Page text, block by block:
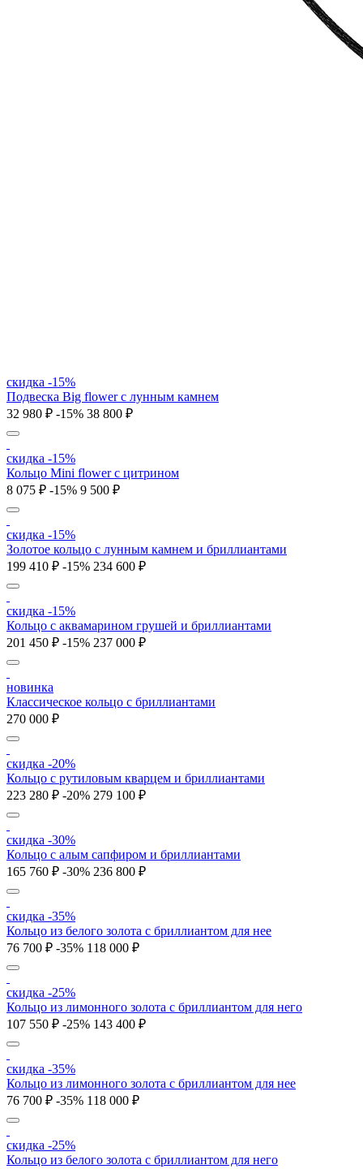
скидка -15%
Подвеска Big flower с лунным камнем
32 980 ₽ -15% 38 800 ₽
скидка -15%
Кольцо Mini flower с цитрином
8 075 ₽ -15% 9 500 ₽
скидка -15%
Золотое кольцо с лунным камнем и бриллиантами
199 410 ₽ -15% 234 600 ₽
скидка -15%
Кольцо с аквамарином грушей и бриллиантами
201 450 ₽ -15% 237 000 ₽
новинка
Классическое кольцо с бриллиантами
270 000 ₽
скидка -20%
Кольцо с рутиловым кварцем и бриллиантами
223 280 ₽ -20% 279 100 ₽
скидка -30%
Кольцо с алым сапфиром и бриллиантами
165 760 ₽ -30% 236 800 ₽
скидка -35%
Кольцо из белого золота с бриллиантом для нее
76 700 ₽ -35% 118 000 ₽
скидка -25%
Кольцо из лимонного золота с бриллиантом для него
107 550 ₽ -25% 143 400 ₽
скидка -35%
Кольцо из лимонного золота с бриллиантом для нее
76 700 ₽ -35% 118 000 ₽
скидка -25%
Кольцо из белого золота с бриллиантом для него